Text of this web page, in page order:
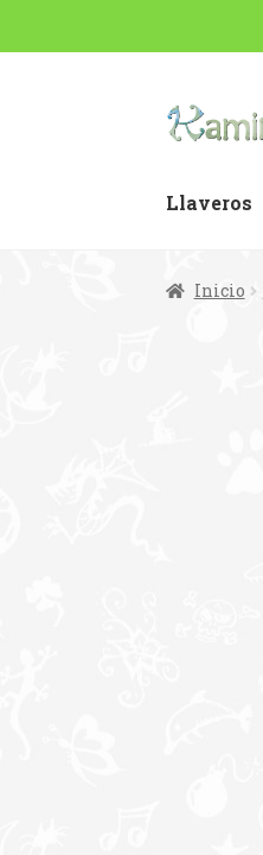
Llaveros
Inicio
Inicio